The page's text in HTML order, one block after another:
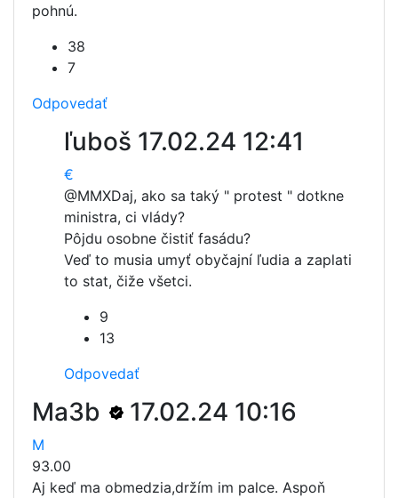
pohnú.
38
7
Odpovedať
ľuboš 17.02.24 12:41
€
@MMXDaj, ako sa taký " protest " dotkne
ministra, ci vlády?
Pôjdu osobne čistiť fasádu?
Veď to musia umyť obyčajní ľudia a zaplati
to stat, čiže všetci.
9
13
Odpovedať
Ma3b 17.02.24 10:16
M
93.00
Aj keď ma obmedzia,držím im palce. Aspoň